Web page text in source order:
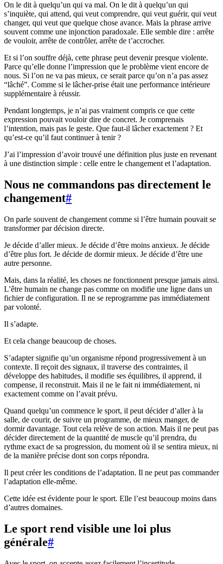
On le dit à quelqu’un qui va mal. On le dit à quelqu’un qui
s’inquiète, qui attend, qui veut comprendre, qui veut guérir, qui veut
changer, qui veut que quelque chose avance. Mais la phrase arrive
souvent comme une injonction paradoxale. Elle semble dire : arrête
de vouloir, arrête de contrôler, arrête de t’accrocher.
Et si l’on souffre déjà, cette phrase peut devenir presque violente.
Parce qu’elle donne l’impression que le problème vient encore de
nous. Si l’on ne va pas mieux, ce serait parce qu’on n’a pas assez
“lâché”. Comme si le lâcher-prise était une performance intérieure
supplémentaire à réussir.
Pendant longtemps, je n’ai pas vraiment compris ce que cette
expression pouvait vouloir dire de concret. Je comprenais
l’intention, mais pas le geste. Que faut-il lâcher exactement ? Et
qu’est-ce qu’il faut continuer à tenir ?
J’ai l’impression d’avoir trouvé une définition plus juste en revenant
à une distinction simple : celle entre le changement et l’adaptation.
Nous ne commandons pas directement le
changement#
On parle souvent de changement comme si l’être humain pouvait se
transformer par décision directe.
Je décide d’aller mieux. Je décide d’être moins anxieux. Je décide
d’être plus fort. Je décide de dormir mieux. Je décide d’être une
autre personne.
Mais, dans la réalité, les choses ne fonctionnent presque jamais ainsi.
L’être humain ne change pas comme on modifie une ligne dans un
fichier de configuration. Il ne se reprogramme pas immédiatement
par volonté.
Il s’adapte.
Et cela change beaucoup de choses.
S’adapter signifie qu’un organisme répond progressivement à un
contexte. Il reçoit des signaux, il traverse des contraintes, il
développe des habitudes, il modifie ses équilibres, il apprend, il
compense, il reconstruit. Mais il ne le fait ni immédiatement, ni
exactement comme on l’avait prévu.
Quand quelqu’un commence le sport, il peut décider d’aller à la
salle, de courir, de suivre un programme, de mieux manger, de
dormir davantage. Tout cela relève de son action. Mais il ne peut pas
décider directement de la quantité de muscle qu’il prendra, du
rythme exact de sa progression, du moment où il se sentira mieux, ni
de la manière précise dont son corps répondra.
Il peut créer les conditions de l’adaptation. Il ne peut pas commander
l’adaptation elle-même.
Cette idée est évidente pour le sport. Elle l’est beaucoup moins dans
d’autres domaines.
Le sport rend visible une loi plus
générale#